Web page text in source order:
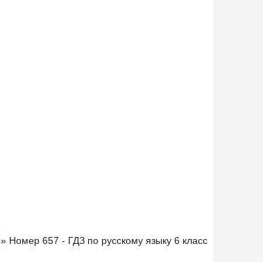
» Номер 657 - ГДЗ по русскому языку 6 класс